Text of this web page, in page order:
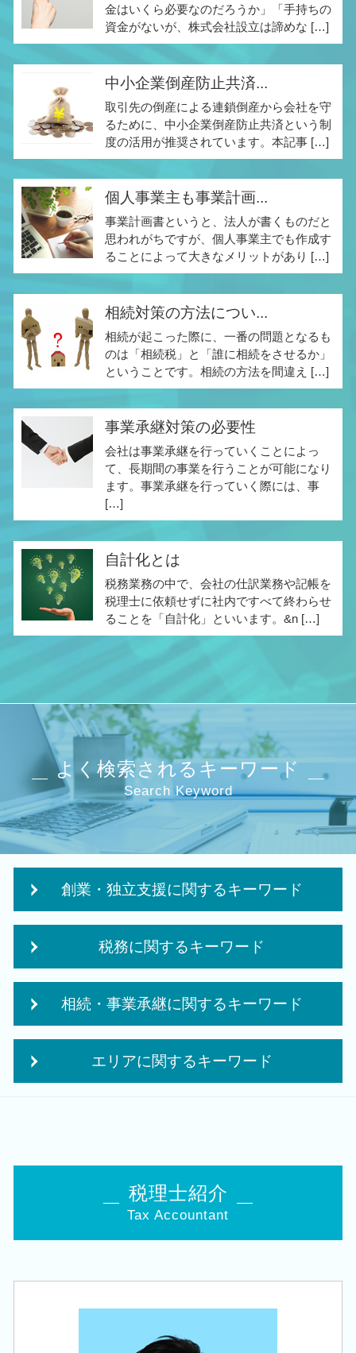
金はいくら必要なのだろうか」「手持ちの
資金がないが、株式会社設立は諦めな […]
中小企業倒産防止共済...
取引先の倒産による連鎖倒産から会社を守
るために、中小企業倒産防止共済という制
度の活用が推奨されています。本記事 […]
個人事業主も事業計画...
事業計画書というと、法人が書くものだと
思われがちですが、個人事業主でも作成す
ることによって大きなメリットがあり […]
相続対策の方法につい...
相続が起こった際に、一番の問題となるも
のは「相続税」と「誰に相続をさせるか」
ということです。相続の方法を間違え […]
事業承継対策の必要性
会社は事業承継を行っていくことによっ
て、長期間の事業を行うことが可能になり
ます。事業承継を行っていく際には、事
[…]
自計化とは
税務業務の中で、会社の仕訳業務や記帳を
税理士に依頼せずに社内ですべて終わらせ
ることを「自計化」といいます。&n […]
よく検索されるキーワード
Search Keyword
創業・独立支援に関するキーワード
株式会社 設立 条件
個人事業主 法人化 メリット
個人事業主 法人化 デメリット
個人事業主 事業計画書
個人事業主 開業資金 融資
起業 資金 計画
創業 サポート 事業
税務に関するキーワード
法人 税金 対策
法人税 申告期限
税務顧問 税理士法人
経営改善 税理士
税理士 巡回監査
相続・事業承継に関するキーワード
遺産 贈与税
会社 相続
住宅取得等資金 贈与
事業承継 相続税
株 相続税 対策
エリアに関するキーワード
会社設立 税理士 相談 江南区
相続 税理士 相談 阿賀野市
相続 税理士 相談 新潟市西区
税務顧問 税理士 相談 新発田市
会社設立 税理士 相談 燕市
相続 税理士 相談 胎内市
税理士紹介
Tax Accountant